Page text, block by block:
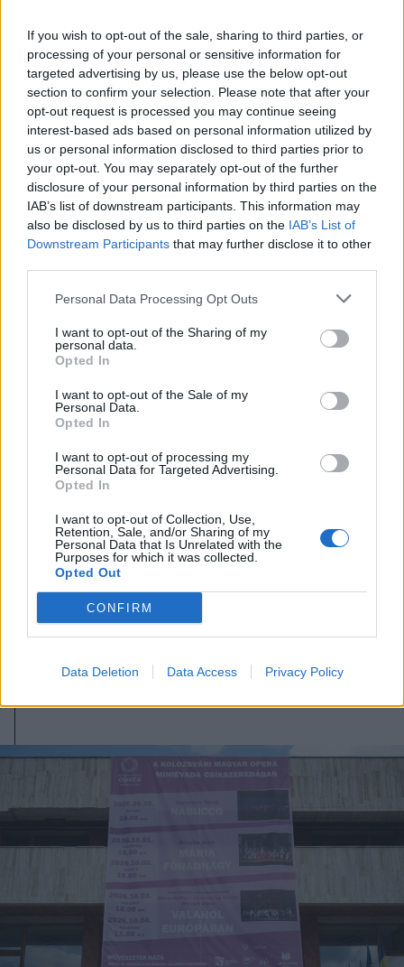
If you wish to opt-out of the sale, sharing to third parties, or
processing of your personal or sensitive information for
targeted advertising by us, please use the below opt-out
section to confirm your selection. Please note that after your
opt-out request is processed you may continue seeing
interest-based ads based on personal information utilized by
us or personal information disclosed to third parties prior to
your opt-out. You may separately opt-out of the further
disclosure of your personal information by third parties on the
IAB’s list of downstream participants. This information may
also be disclosed by us to third parties on the IAB’s List of
Downstream Participants that may further disclose it to other
Personal Data Processing Opt Outs
I want to opt-out of the Sharing of my
personal data.
Opted In
I want to opt-out of the Sale of my
Personal Data.
Opted In
I want to opt-out of processing my
Personal Data for Targeted Advertising.
Opted In
I want to opt-out of Collection, Use,
Retention, Sale, and/or Sharing of my
Personal Data that Is Unrelated with the
Purposes for which it was collected.
Opted Out
CONFIRM
Data Deletion Data Access Privacy Policy
2026. augusztus 05., szerda
Zöldséges tekercs – videó
2026. augusztus 04., kedd
Jazzre hangolódik Csíkszereda:
világsztárokkal, helyi
tehetségekkel és új reményekkel
érkezik a 16. Csíki Jazz